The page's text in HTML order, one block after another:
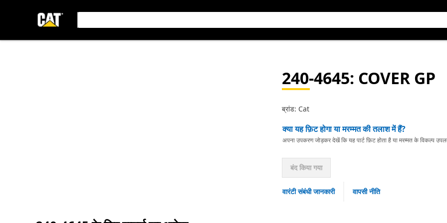
240-4645: COVER GP
ब्रांड: Cat
क्या यह फ़िट होगा या मरम्मत की तलाश में हैं?
अपना उपकरण जोड़कर देखें कि यह पार्ट फ़िट होता है या मरम्मत के विकल्प
बंद किया गया
वारंटी संबंधी जानकारी वापसी नीति